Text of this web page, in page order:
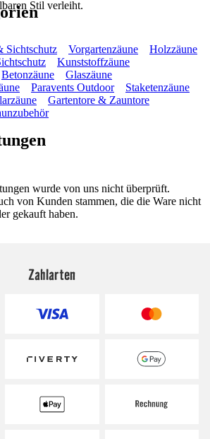
Stil verleiht.
Sichtschutz Vorgartenzäune
Holzzäune
Kunststoffzäune
Betonzäune
Glaszäune
Paravents Outdoor
Staketenzäune
Gartentore & Zauntore
wurde von uns nicht überprüft.
von Kunden stammen, die die Ware nicht
gekauft haben.
Zahlarten